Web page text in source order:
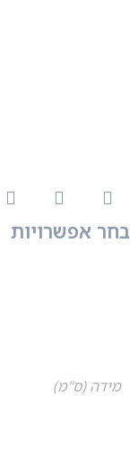
בחר אפשרויות
מידה (ס"מ)